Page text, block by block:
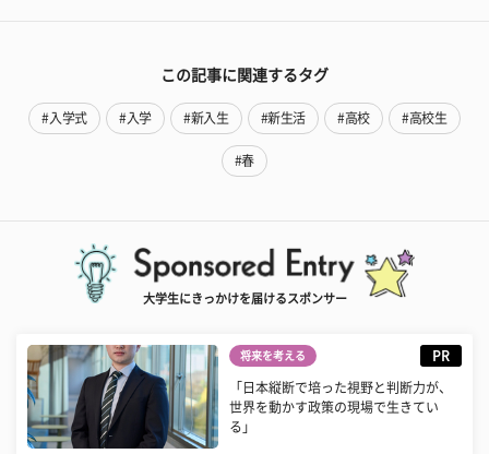
この記事に関連するタグ
#入学式 #入学 #新入生 #新生活 #高校 #高校生
#春
大学生にきっかけを届けるスポンサー
将来を考える PR
「日本縦断で培った視野と判断力が、
世界を動かす政策の現場で生きてい
る」